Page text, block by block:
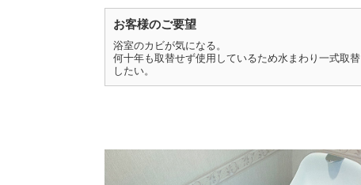
お客様のご要望
浴室のカビが気になる。
何十年も取替せず使用しているため水まわり一式取替
したい。